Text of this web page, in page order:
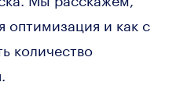
оптимизация и как с
количество